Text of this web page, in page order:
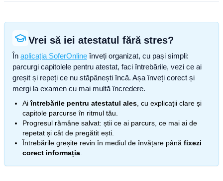
Vrei să iei atestatul fără stres?
În aplicația SoferOnline înveți organizat, cu pași simpli:
parcurgi capitolele pentru atestat, faci întrebările, vezi ce ai
greșit și repeți ce nu stăpânești încă. Așa înveți corect și
mergi la examen cu mai multă încredere.
Aiîntrebările pentru atestatul ales , cu explicații clare și
capitole parcurse în ritmul tău.
Progresul rămâne salvat: știi ce ai parcurs, ce mai ai de
repetat și cât de pregătit ești.
Întrebările greșite revin în mediul de învățare până fixezi
corect informația